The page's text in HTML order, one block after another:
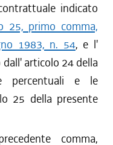
indicato
25, primo comma,
1983, n. 54, e l'
articolo 24 della
percentuali e le
25 della presente
comma,